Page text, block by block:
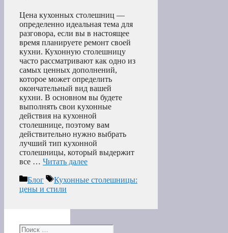
Цена кухонных столешниц —
определенно идеальная тема для
разговора, если вы в настоящее
время планируете ремонт своей
кухни. Кухонную столешницу
часто рассматривают как одно из
самых ценных дополнений,
которое может определить
окончательный вид вашей
кухни. В основном вы будете
выполнять свои кухонные
действия на кухонной
столешнице, поэтому вам
действительно нужно выбрать
лучший тип кухонной
столешницы, который выдержит
все … Читать далее
Рубрики
Блог Метки
Кухонные столешницы:
цены и стили
Поиск: